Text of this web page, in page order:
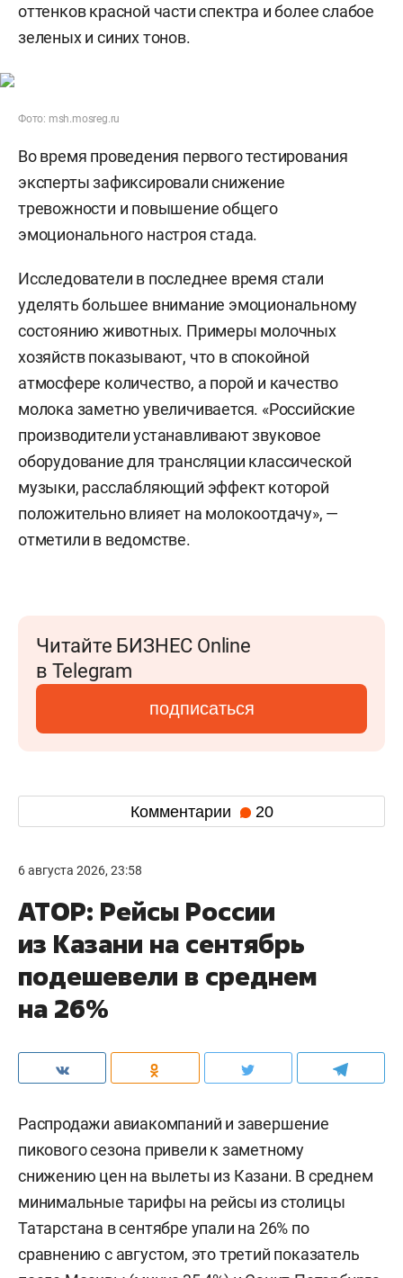
оттенков красной части спектра и более слабое
зеленых и синих тонов.
Фото: msh.mosreg.ru
Во время проведения первого тестирования
эксперты зафиксировали снижение
тревожности и повышение общего
эмоционального настроя стада.
Исследователи в последнее время стали
уделять большее внимание эмоциональному
состоянию животных. Примеры молочных
хозяйств показывают, что в спокойной
атмосфере количество, а порой и качество
молока заметно увеличивается. «Российские
производители устанавливают звуковое
оборудование для трансляции классической
музыки, расслабляющий эффект которой
положительно влияет на молокоотдачу», —
отметили в ведомстве.
Читайте БИЗНЕС Online
в Telegram
подписаться
Комментарии 20
6 августа 2026, 23:58
АТОР: Рейсы России
из Казани на сентябрь
подешевели в среднем
на 26%
Распродажи авиакомпаний и завершение
пикового сезона привели к заметному
снижению цен на вылеты из Казани. В среднем
минимальные тарифы на рейсы из столицы
Татарстана в сентябре упали на 26% по
сравнению с августом, это третий показатель